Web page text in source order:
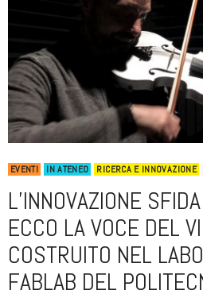
EVENTI IN ATENEO RICERCA E INNOVAZIONE
L’INNOVAZIONE
ECCO LA VOCE DEL
COSTRUITO NEL
FABLAB DEL